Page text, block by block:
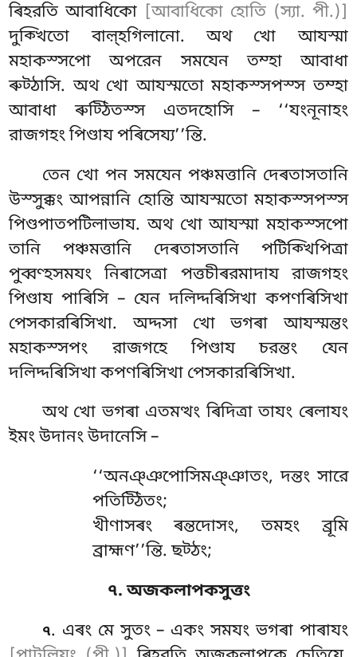
ৰিহরতি আবাধিকো [আবাধিকো হোতি (স্যা. পী.)]
দুক্খিতো বাল়্হগিলানো. অথ খো আযস্মা
মহাকস্সপো অপরেন সমযেন তম্হা আবাধা
ৰুট্ঠাসি. অথ খো আযস্মতো মহাকস্সপস্স তম্হা
আবাধা ৰুট্ঠিতস্স এতদহোসি – ‘‘যংনূনাহং
রাজগহং পিণ্ডায পৰিসেয্য’’ন্তি.
তেন খো পন সমযেন পঞ্চমত্তানি দেৰতাসতানি
উস্সুক্কং আপন্নানি হোন্তি আযস্মতো মহাকস্সপস্স
পিণ্ডপাতপটিলাভায. অথ খো আযস্মা মহাকস্সপো
তানি পঞ্চমত্তানি দেৰতাসতানি পটিক্খিপিত্ৰা
পুব্বণ্হসমযং নিৰাসেত্ৰা পত্তচীৰরমাদায রাজগহং
পিণ্ডায পাৰিসি – যেন দলিদ্দৰিসিখা কপণৰিসিখা
পেসকারৰিসিখা. অদ্দসা খো ভগৰা আযস্মন্তং
মহাকস্সপং রাজগহে পিণ্ডায চরন্তং যেন
দলিদ্দৰিসিখা কপণৰিসিখা পেসকারৰিসিখা.
অথ খো ভগৰা এতমত্থং ৰিদিত্ৰা তাযং ৰেলাযং
ইমং উদানং উদানেসি –
‘‘অনঞ্ঞপোসিমঞ্ঞাতং, দন্তং সারে
পতিট্ঠিতং;
খীণাসৰং ৰন্তদোসং, তমহং ব্রূমি
ব্রাহ্মণ’’ন্তি. ছট্ঠং;
৭. অজকলাপকসুত্তং
৭. এৰং মে সুতং – একং সমযং ভগৰা পাৰাযং